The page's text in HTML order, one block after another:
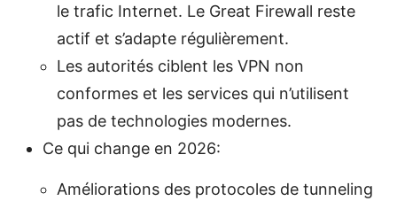
le trafic Internet. Le Great Firewall reste
actif et s’adapte régulièrement.
Les autorités ciblent les VPN non
conformes et les services qui n’utilisent
pas de technologies modernes.
Ce qui change en 2026:
Améliorations des protocoles de tunneling